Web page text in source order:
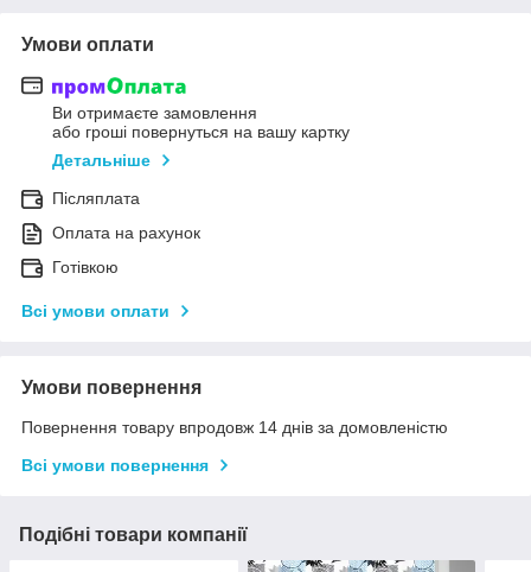
Умови оплати
Ви отримаєте замовлення
або гроші повернуться на вашу картку
Детальніше
Післяплата
Оплата на рахунок
Готівкою
Всі умови оплати
Умови повернення
Повернення товару впродовж 14 днів за домовленістю
Всі умови повернення
Подібні товари компанії